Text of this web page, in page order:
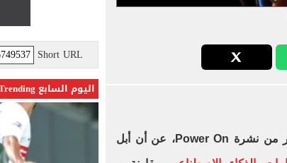
كشف الخبير مارك جورمان، في أحدث إصدار من نشرة Power On، عن أن أبل
Short URL
اليوم السابع Trending